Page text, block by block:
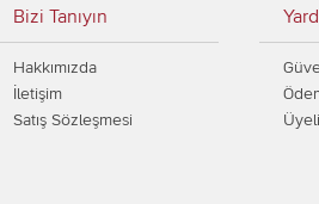
Bizi Tanıyın
Hakkımızda
İletişim
Satış Sözleşmesi